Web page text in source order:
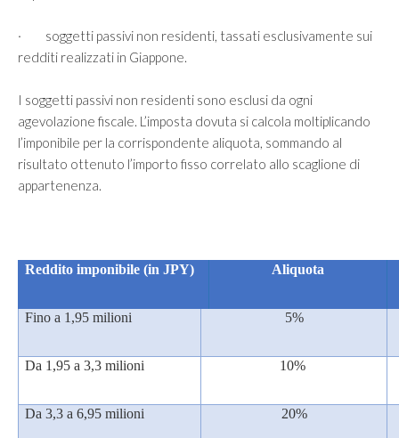
· soggetti passivi non residenti, tassati esclusivamente sui
redditi realizzati in Giappone.
I soggetti passivi non residenti sono esclusi da ogni
agevolazione fiscale. L’imposta dovuta si calcola moltiplicando
l’imponibile per la corrispondente aliquota, sommando al
risultato ottenuto l’importo fisso correlato allo scaglione di
appartenenza.
Reddito imponibile (in JPY) Aliquota
Fino a 1,95 milioni 5%
Da 1,95 a 3,3 milioni 10%
Da 3,3 a 6,95 milioni 20%